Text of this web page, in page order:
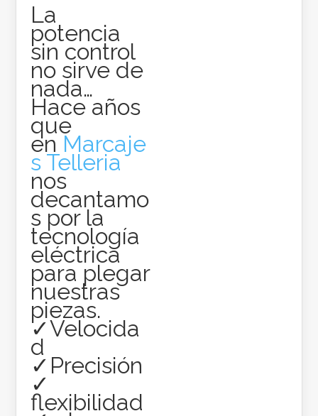
La
potencia
sin control
no sirve de
nada…
Hace años
que
en Marcaje
s Telleria
nos
decantamo
s por la
tecnología
eléctrica
para plegar
nuestras
piezas.
✓Velocida
d
✓Precisión
✓
flexibilidad